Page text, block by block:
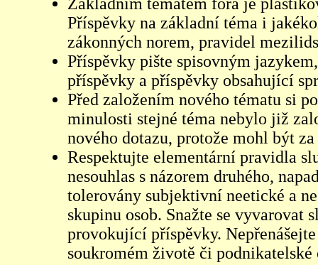
Příspěvky na základní téma i
zákonných norem, pravidel
Příspěvky pište spisovným
příspěvky a příspěvky obsahující
Před založením nového tématu si
minulosti stejné téma nebylo již
nového dotazu, protože mohl být
Respektujte elementární pravidla
nesouhlas s názorem druhého,
tolerovány subjektivní neetické a
skupinu osob. Snažte se vyvarovat
provokující příspěvky.
soukromém životě či podnikatelské